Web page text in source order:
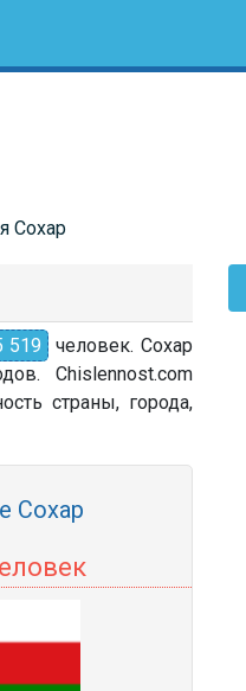
Сохар
519
человек. Сохар
Chislennost.com
страны, города,
Сохар